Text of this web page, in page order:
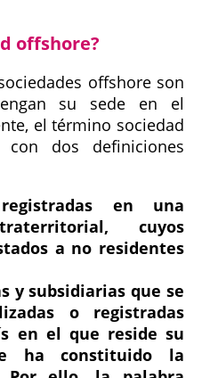
offshore?
offshore son
su sede en el
el término sociedad
dos definiciones
en una
cuyos
a no residentes
y subsidiarias que se
o registradas
en el que reside su
ha constituido la